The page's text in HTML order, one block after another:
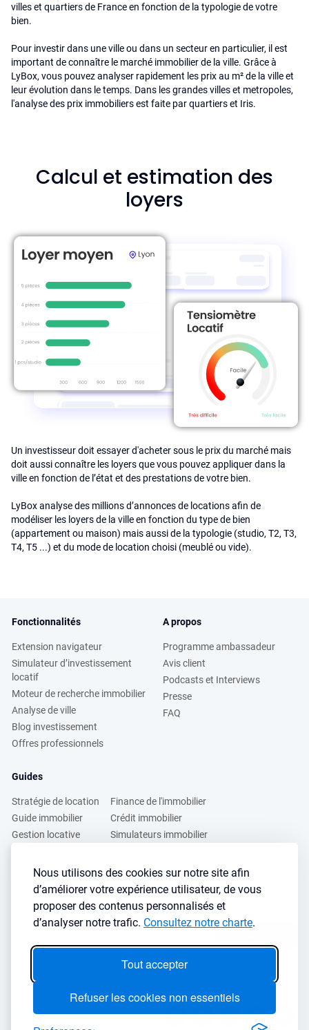
Nous utilisons des cookies sur notre site afin
d’améliorer votre expérience utilisateur, de vous
proposer des contenus personnalisés et
d’analyser notre trafic. Consultez notre charte.
Tout accepter
Refuser les cookies non essentiels
villes et quartiers de France en fonction de la typologie de votre
bien.
Pour investir dans une ville ou dans un secteur en particulier, il est
important de connaître le marché immobilier de la ville. Grâce à
LyBox, vous pouvez analyser rapidement les prix au m² de la ville et
leur évolution dans le temps. Dans les grandes villes et metropoles,
l'analyse des prix immobiliers est faite par quartiers et Iris.
Calcul et estimation des
loyers
Un investisseur doit essayer d'acheter sous le prix du marché mais
doit aussi connaître les loyers que vous pouvez appliquer dans la
ville en fonction de l’état et des prestations de votre bien.
LyBox analyse des millions d’annonces de locations afin de
modéliser les loyers de la ville en fonction du type de bien
(appartement ou maison) mais aussi de la typologie (studio, T2, T3,
T4, T5 ...) et du mode de location choisi (meublé ou vide).
Fonctionnalités
Extension navigateur
Simulateur d’investissement
locatif
Moteur de recherche immobilier
Analyse de ville
Blog investissement
Offres professionnels
A propos
Programme ambassadeur
Avis client
Podcasts et Interviews
Presse
FAQ
Guides
Stratégie de location
Guide immobilier
Gestion locative
Finance de l'immobilier
Crédit immobilier
Simulateurs immobilier
Vous voulez apprendre à investir dans l’immobilier ?
Inscrivez vous à notre newsletter gratuite :
Le seul outil qu’il vous faut pour trouvez des biens rentables sans
sacrifier votre temps libre